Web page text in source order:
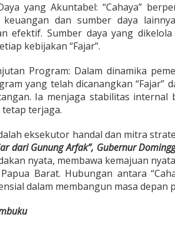
yang Akuntabel: “Cahaya”
keuangan dan sumber daya
efektif. Sumber daya yang
kebijakan “Fajar”.
Program: Dalam dinamika
yang telah dicanangkan “Fajar”
Ia menjaga stabilitas internal
terjaga.
eksekutor handal dan mitra
dari Gunung Arfak”, Gubernur
nyata, membawa kemajuan
Barat. Hubungan antara
dalam membangun masa depan